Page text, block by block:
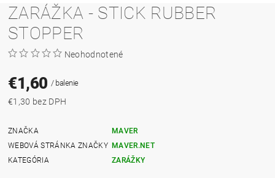
ZARÁŽKA - STICK RUBBER
STOPPER
Neohodnotené
€1,60/ balenie
€1,30 bez DPH
ZNAČKA
MAVER
WEBOVÁ STRÁNKA ZNAČKY MAVER.NET
KATEGÓRIA
ZARÁŽKY